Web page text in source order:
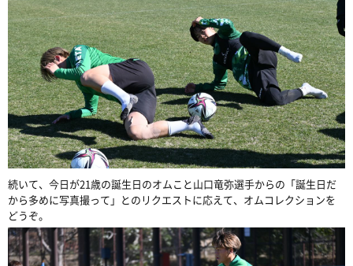
続いて、今日が21歳の誕生日のオムこと山口竜弥選手からの「誕生日だ
から多めに写真撮って」とのリクエストに応えて、オムコレクションを
どうぞ。